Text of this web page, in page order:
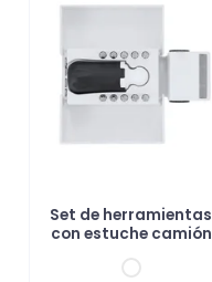
Set de herramientas
con estuche camión